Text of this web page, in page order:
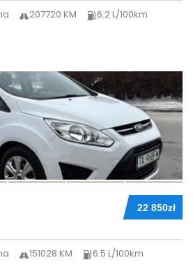
207720 KM 6.2 L/100km
22 850zł
151028 KM 6.5 L/100km